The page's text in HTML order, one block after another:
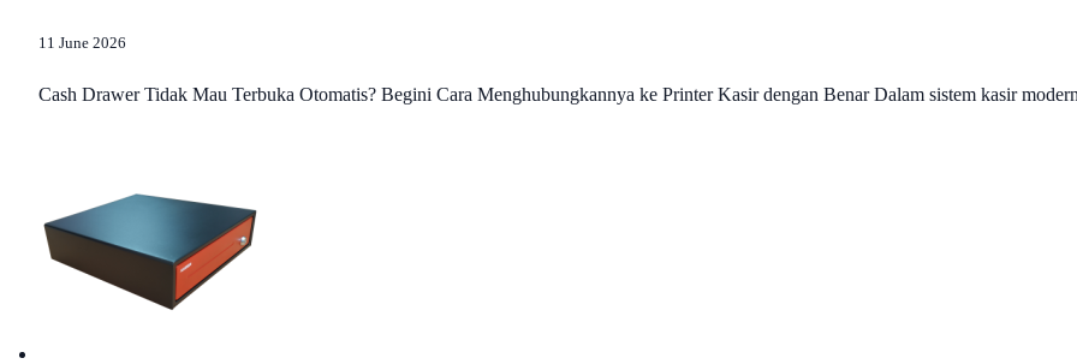
11 June 2026
Cash Drawer Tidak Mau Terbuka Otomatis? Begini Cara Menghubungkannya ke Printer Kasir dengan Benar Dalam sistem kasir